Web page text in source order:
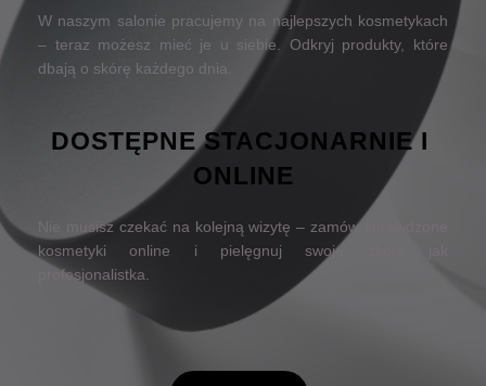
W naszym salonie pracujemy na najlepszych kosmetykach
– teraz możesz mieć je u siebie. Odkryj produkty, które
dbają o skórę każdego dnia.
DOSTĘPNE STACJONARNIE I
ONLINE
Nie musisz czekać na kolejną wizytę – zamów sprawdzone
kosmetyki online i pielęgnuj swoją skórę jak
profesjonalistka.